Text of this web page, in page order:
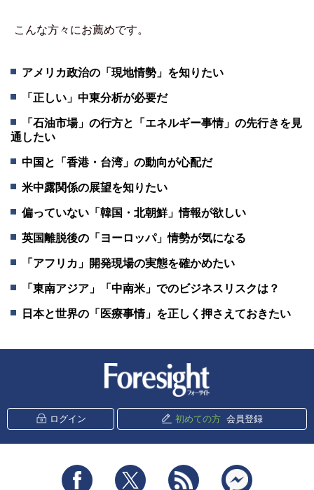
こんな方々にお薦めです。
アメリカ政治の「現地情勢」を知りたい
「正しい」中東分析が必要だ
「石油市場」の行方と「エネルギー事情」の先行きを見
通したい
中国と「香港・台湾」の動向が心配だ
米中露関係の展望を知りたい
偏っていない「韓国・北朝鮮」情報が欲しい
英国離脱後の「ヨーロッパ」情勢が気になる
「アフリカ」開発現場の実態を確かめたい
「東南アジア」「中南米」でのビジネスリスクは？
日本と世界の「医療事情」を正しく押さえておきたい
ログイン 初めての方 会員登録
Facebook Twitter RSS